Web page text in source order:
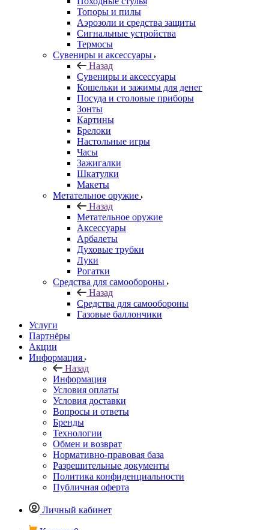
Топоры и пилы
Аэрозоли и средства защиты
Сигнальные устройства
Термосы
Сувениры и аксессуары
Назад
Сувениры и аксессуары
Кошельки и зажимы для денег
Посуда и столовые приборы
Зонты
Картины
Брелоки
Настольные игры
Часы
Зажигалки
Шкатулки
Макеты
Метательное оружие
Назад
Метательное оружие
Аксессуары
Арбалеты
Духовые трубки
Луки
Рогатки
Средства для самообороны
Назад
Средства для самообороны
Газовые баллончики
Услуги
Партнёры
Акции
Информация
Назад
Информация
Условия оплаты
Условия доставки
Вопросы и ответы
Бренды
Технологии
Обмен и возврат
Нормативно-правовая база
Разрешительные документы
Политика конфиденциальности
Публичная оферта
Личный кабинет